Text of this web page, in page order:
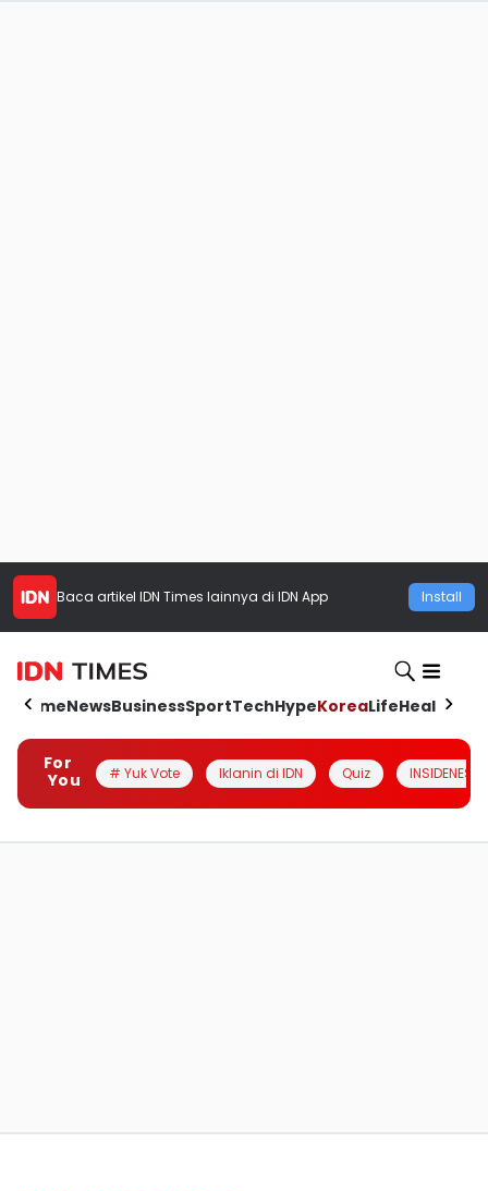
Baca artikel IDN Times lainnya di IDN App Install
HomeNewsBusinessSportTechHypeKoreaLifeHealth
For
You
# Yuk Vote Iklanin di IDN Quiz INSIDENESIA